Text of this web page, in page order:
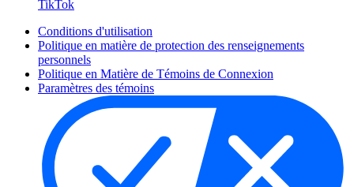
TikTok
Conditions d'utilisation
Politique en matière de protection des renseignements
personnels
Politique en Matière de Témoins de Connexion
Paramètres des témoins